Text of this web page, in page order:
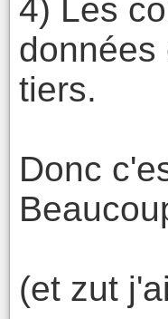
4) Les
données
tiers.
Donc
(et zut